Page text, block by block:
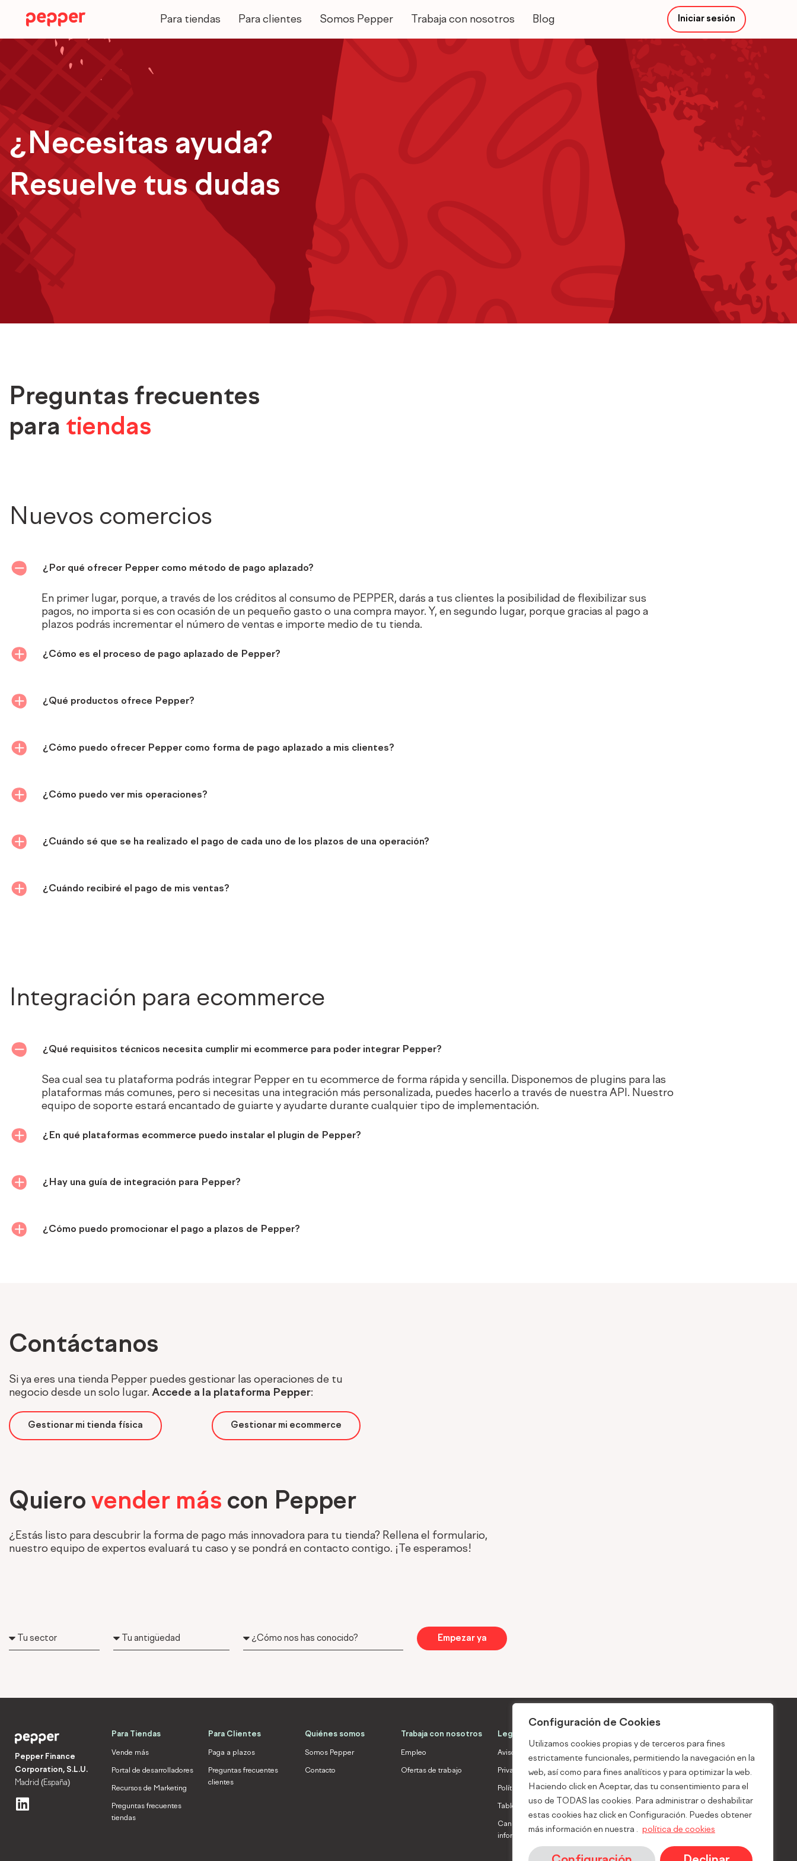
Configuración de Cookies
Utilizamos cookies propias y de terceros para fines
estrictamente funcionales, permitiendo la navegación en la
web, así como para fines analíticos y para optimizar la web.
Haciendo click en Aceptar, das tu consentimiento para el
uso de TODAS las cookies. Para administrar o deshabilitar
estas cookies haz click en Configuración. Puedes obtener
más información en nuestra . política de cookies
Para tiendas Para clientes Somos Pepper Trabaja con nosotros Blog Iniciar sesión
Main
¿Necesitas ayuda?
Resuelve tus dudas
Preguntas frecuentes
para tiendas
Nuevos comercios
¿Por qué ofrecer Pepper como método de pago aplazado?
En primer lugar, porque, a través de los créditos al consumo de PEPPER, darás a tus clientes la posibilidad de flexibilizar sus
pagos, no importa si es con ocasión de un pequeño gasto o una compra mayor. Y, en segundo lugar, porque gracias al pago a
plazos podrás incrementar el número de ventas e importe medio de tu tienda.
¿Cómo es el proceso de pago aplazado de Pepper?
¿Qué productos ofrece Pepper?
¿Cómo puedo ofrecer Pepper como forma de pago aplazado a mis clientes?
¿Cómo puedo ver mis operaciones?
¿Cuándo sé que se ha realizado el pago de cada uno de los plazos de una operación?
¿Cuándo recibiré el pago de mis ventas?
Integración para ecommerce
¿Qué requisitos técnicos necesita cumplir mi ecommerce para poder integrar Pepper?
Sea cual sea tu plataforma podrás integrar Pepper en tu ecommerce de forma rápida y sencilla. Disponemos de plugins para las
plataformas más comunes, pero si necesitas una integración más personalizada, puedes hacerlo a través de nuestra API. Nuestro
equipo de soporte estará encantado de guiarte y ayudarte durante cualquier tipo de implementación.
¿En qué plataformas ecommerce puedo instalar el plugin de Pepper?
¿Hay una guía de integración para Pepper?
¿Cómo puedo promocionar el pago a plazos de Pepper?
Contáctanos
Si ya eres una tienda Pepper puedes gestionar las operaciones de tu
negocio desde un solo lugar. Accede a la plataforma Pepper:
Gestionar mi tienda física Gestionar mi ecommerce
Quiero vender más con Pepper
¿Estás listo para descubrir la forma de pago más innovadora para tu tienda? Rellena el formulario,
nuestro equipo de expertos evaluará tu caso y se pondrá en contacto contigo. ¡Te esperamos!
Tu
Tu
antigüedad
¿Cómo
nos
Empezar ya
Pepper Finance
Corporation, S.L.U.
Madrid (España)
L
Para Tiendas
Vende más
Portal de desarrolladores
Recursos de Marketing
Preguntas frecuentes
tiendas
Para Clientes
Paga a plazos
Preguntas frecuentes
clientes
Quiénes somos
Somos Pepper
Contacto
Trabaja con nosotros
Empleo
Ofertas de trabajo
Legal
Aviso Legal
Privacidad
Política de Cookies
Tablón de anuncios
Canal interno de
información